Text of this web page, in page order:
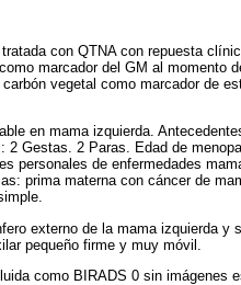
con QTNA con repuesta
marcador del GM al momento
vegetal como marcador de
en mama izquierda.
Gestas. 2 Paras. Edad de
personales de enfermedades
prima materna con cáncer de
externo de la mama izquierda y
pequeño firme y muy móvil.
como BIRADS 0 sin imágenes